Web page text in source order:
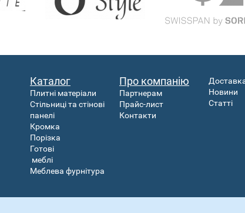
Каталог
Плитні матеріали
Стільниці та стінові
панелі
Кромка
Порізка
Готові
меблі
Меблева фурнітура
Про компанію
Партнерам
Прайс-лист
Контакти
Новини
Статті